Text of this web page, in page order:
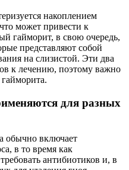
накоплением
может привести к
гайморит, в свою очередь,
представляют собой
на слизистой. Эти два
к лечению, поэтому важно
для разных
обычно включает
в то время как
антибиотиков и, в